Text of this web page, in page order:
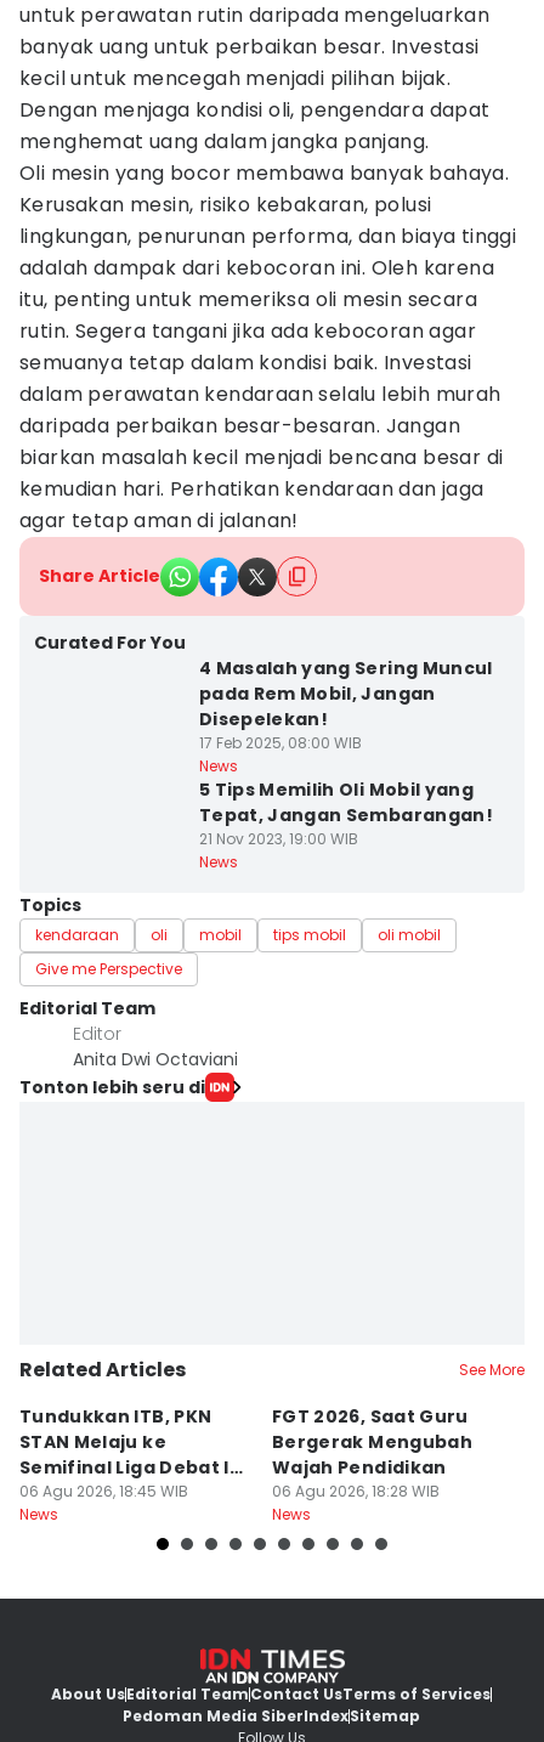
untuk perawatan rutin daripada mengeluarkan
banyak uang untuk perbaikan besar. Investasi
kecil untuk mencegah menjadi pilihan bijak.
Dengan menjaga kondisi oli, pengendara dapat
menghemat uang dalam jangka panjang.
Oli mesin yang bocor membawa banyak bahaya.
Kerusakan mesin, risiko kebakaran, polusi
lingkungan, penurunan performa, dan biaya tinggi
adalah dampak dari kebocoran ini. Oleh karena
itu, penting untuk memeriksa oli mesin secara
rutin. Segera tangani jika ada kebocoran agar
semuanya tetap dalam kondisi baik. Investasi
dalam perawatan kendaraan selalu lebih murah
daripada perbaikan besar-besaran. Jangan
biarkan masalah kecil menjadi bencana besar di
kemudian hari. Perhatikan kendaraan dan jaga
agar tetap aman di jalanan!
Share Article
Curated For You
4 Masalah yang Sering Muncul
pada Rem Mobil, Jangan
Disepelekan!
17 Feb 2025, 08:00 WIB
News
5 Tips Memilih Oli Mobil yang
Tepat, Jangan Sembarangan!
21 Nov 2023, 19:00 WIB
News
Topics
kendaraan oli mobil tips mobil
oli mobil
Give me Perspective
Editorial Team
Editor
Anita Dwi Octaviani
Tonton lebih seru di
Related Articles See More
Tundukkan ITB, PKN
STAN Melaju ke
Semifinal Liga Debat IDN
Times 2026
06 Agu 2026, 18:45 WIB
News
FGT 2026, Saat Guru
Bergerak Mengubah
Wajah Pendidikan
06 Agu 2026, 18:28 WIB
News
About UsEditorial TeamContact UsTerms of Services
Pedoman Media SiberIndexSitemap
Follow Us